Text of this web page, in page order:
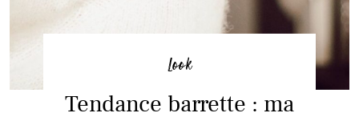
Look
Tendance barrette : ma